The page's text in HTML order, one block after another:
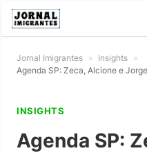
Jornal Imigrantes » Insights »
Agenda SP: Zeca, Alcione e
INSIGHTS
Agenda SP: